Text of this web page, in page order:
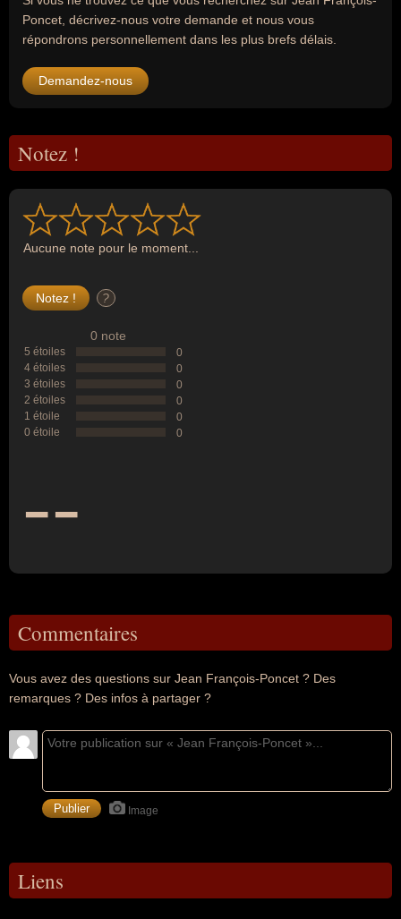
Poncet, décrivez-nous votre demande et nous vous
répondrons personnellement dans les plus brefs délais.
Demandez-nous
Notez !
Aucune note pour le moment...
?
0 note
5 étoiles
0
4 étoiles
0
3 étoiles
0
2 étoiles
0
1 étoile
0
0 étoile
0
--
Commentaires
Vous avez des questions sur Jean François-Poncet ? Des
remarques ? Des infos à partager ?
Image
Liens